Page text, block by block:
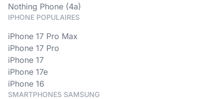
Nothing Phone (4a)
IPHONE POPULAIRES
iPhone 17 Pro Max
iPhone 17 Pro
iPhone 17
iPhone 17e
iPhone 16
SMARTPHONES SAMSUNG